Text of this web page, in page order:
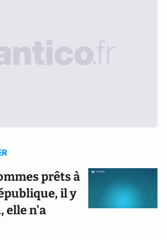
prêts à
il y
elle n'a